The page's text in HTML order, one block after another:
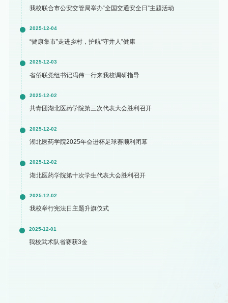
我校联合市公安交管局举办“全国交通安全日”主题活动
2025-12-04
“健康集市”走进乡村，护航“守井人”健康
2025-12-03
省侨联党组书记冯伟一行来我校调研指导
2025-12-02
共青团湖北医药学院第三次代表大会胜利召开
2025-12-02
湖北医药学院2025年奋进杯足球赛顺利闭幕
2025-12-02
湖北医药学院第十次学生代表大会胜利召开
2025-12-02
我校举行宪法日主题升旗仪式
2025-12-01
我校武术队省赛获3金